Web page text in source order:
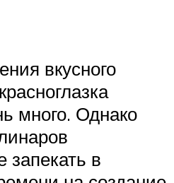
вкусного
много. Однако
запекать в